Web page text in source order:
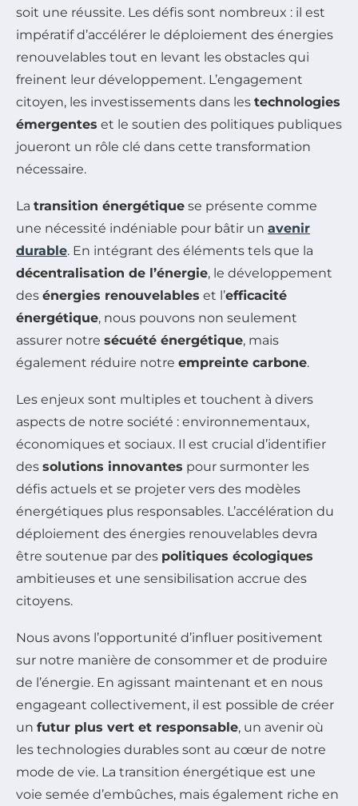
soit une réussite. Les défis sont nombreux : il est
impératif d’accélérer le déploiement des énergies
renouvelables tout en levant les obstacles qui
freinent leur développement. L’engagement
citoyen, les investissements dans les technologies
émergentes et le soutien des politiques publiques
joueront un rôle clé dans cette transformation
nécessaire.
La transition énergétique se présente comme
une nécessité indéniable pour bâtir un avenir
durable. En intégrant des éléments tels que la
décentralisation de l’énergie, le développement
des énergies renouvelables et l’efficacité
énergétique, nous pouvons non seulement
assurer notre sécuété énergétique, mais
également réduire notre empreinte carbone.
Les enjeux sont multiples et touchent à divers
aspects de notre société : environnementaux,
économiques et sociaux. Il est crucial d’identifier
des solutions innovantes pour surmonter les
défis actuels et se projeter vers des modèles
énergétiques plus responsables. L’accélération du
déploiement des énergies renouvelables devra
être soutenue par des politiques écologiques
ambitieuses et une sensibilisation accrue des
citoyens.
Nous avons l’opportunité d’influer positivement
sur notre manière de consommer et de produire
de l’énergie. En agissant maintenant et en nous
engageant collectivement, il est possible de créer
un futur plus vert et responsable, un avenir où
les technologies durables sont au cœur de notre
mode de vie. La transition énergétique est une
voie semée d’embûches, mais également riche en